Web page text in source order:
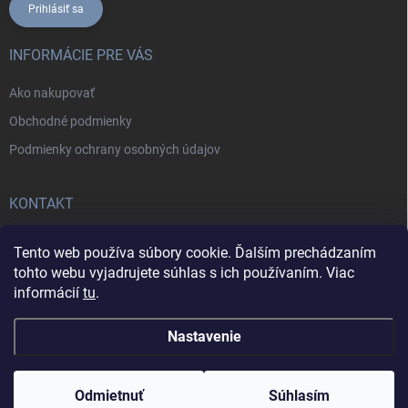
Tento web používa súbory cookie. Ďalším prechádzaním
tohto webu vyjadrujete súhlas s ich používaním. Viac
informácií tu.
Nastavenie
Odmietnuť Súhlasím
Prihlásiť sa
INFORMÁCIE PRE VÁS
Ako nakupovať
Obchodné podmienky
Podmienky ochrany osobných údajov
KONTAKT
+421902787857
Copyright 2026 . Všetky práva vyhradené.